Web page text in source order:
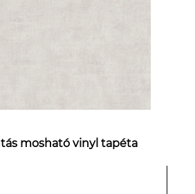
mosható vinyl tapéta